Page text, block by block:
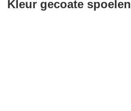
Kleur gecoate spoelen